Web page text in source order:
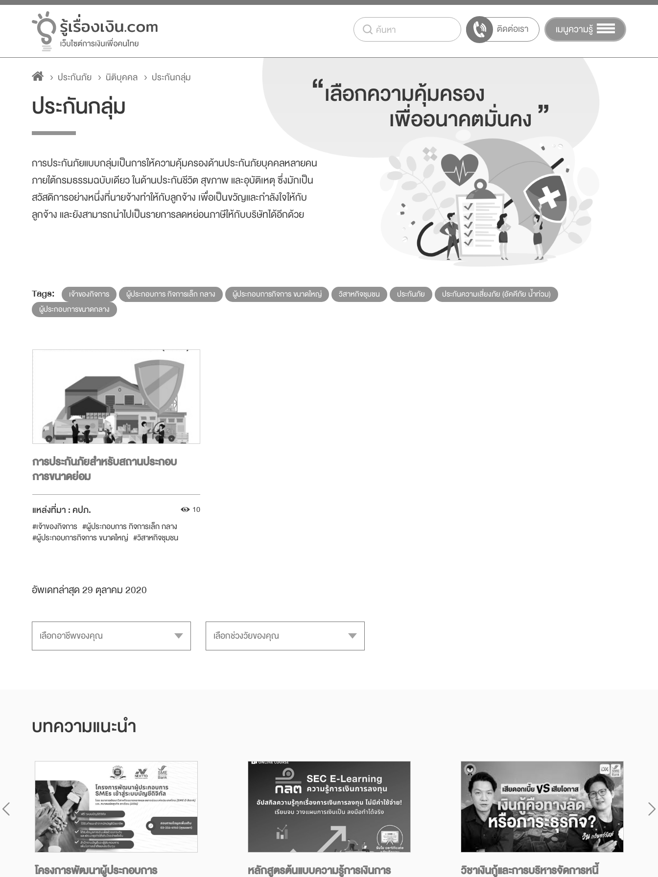
ค้นหา ติดต่อเรา เมนูความรู้
ประกันภัย นิติบุคคล ประกันกลุ่ม
ประกันกลุ่ม
การประกันภัยแบบกลุ่มเป็นการให้ความคุ้มครองด้านประกันภัยบุคคลหลายคน
ภายใต้กรมธรรมฉบับเดียว ในด้านประกันชีวิต สุขภาพ และอุบัติเหตุ ซึ่งมักเป็น
สวัสดิการอย่างหนึ่งที่นายจ้างทำให้กับลูกจ้าง เพื่อเป็นขวัญและกำลังใจให้กับ
ลูกจ้าง และยังสามารถนำไปเป็นรายการลดหย่อนภาษีให้กับบริษัทได้อีกด้วย
“เลือกความคุ้มครอง
เพื่ออนาคตมั่นคง ”
Tags: เจ้าของกิจการ ผู้ประกอบการ กิจการเล็ก กลาง ผู้ประกอบการกิจการ ขนาดใหญ่ วิสาหกิจชุมชน ประกันภัย
ประกันความเสี่ยงภัย (อัคคีภัย น้ำท่วม)
ผู้ประกอบการขนาดกลาง
การประกันภัยสำหรับสถานประกอบ
การขนาดย่อม
แหล่งที่มา : คปภ.
#เจ้าของกิจการ #ผู้ประกอบการ กิจการเล็ก กลาง
#ผู้ประกอบการกิจการ ขนาดใหญ่ #วิสาหกิจชุมชน
10
อัพเดทล่าสุด 29 ตุลาคม 2020
บทความแนะนำ
โครงการพัฒนาผู้ประกอบการ
หลักสูตรต้นแบบความรู้การเงินการ
วิชาเงินกู้และการบริหารจัดการหนี้
Next